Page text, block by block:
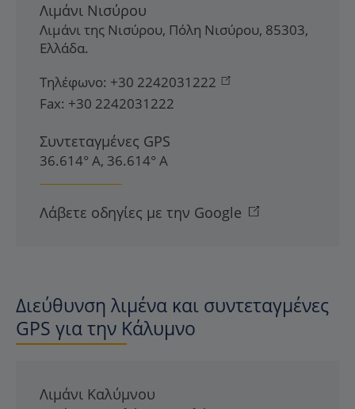
Λιμάνι Νισύρου
Λιμάνι της Νισύρου, Πόλη Νισύρου, 85303,
Ελλάδα.
Τηλέφωνο: +30 2242031222
Fax: +30 2242031222
Συντεταγμένες GPS
36.614° Α, 36.614° Α
Λάβετε οδηγίες με την Google
Διεύθυνση λιμένα και συντεταγμένες
GPS για την Κάλυμνο
Λιμάνι Καλύμνου